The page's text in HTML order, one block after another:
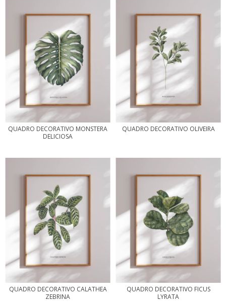
QUADRO DECORATIVO MONSTERA
DELICIOSA
QUADRO DECORATIVO OLIVEIRA
QUADRO DECORATIVO CALATHEA
ZEBRINA
QUADRO DECORATIVO FICUS
LYRATA